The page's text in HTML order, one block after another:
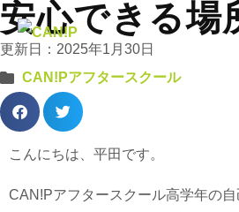
安心できる場
更新日：2025年1月30日
CAN!Pアフタースクール
こんにちは、平田です。
CAN!Pアフタースクール高学年の